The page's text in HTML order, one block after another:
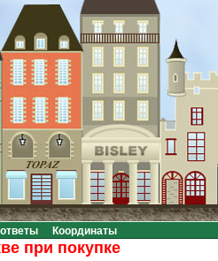
Координаты
покупке на сумму от